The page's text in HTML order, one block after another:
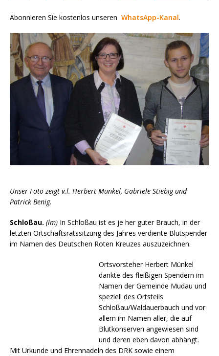
Abonnieren Sie kostenlos unseren WhatsApp-Kanal.
Unser Foto zeigt v.l. Herbert Münkel, Gabriele Stiebig und
Patrick Benig.
Schloßau. (lm) In Schloßau ist es je her guter Brauch, in der
letzten Ortschaftsratssitzung des Jahres verdiente Blutspender
im Namen des Deutschen Roten Kreuzes auszuzeichnen.
Ortsvorsteher Herbert Münkel
dankte des fleißigen Spendern im
Namen der Gemeinde Mudau und
speziell des Ortsteils
Schloßau/Waldauerbauch und vor
allem im Namen aller, die auf
Blutkonserven angewiesen sind
und deren eben davon abhängt.
Mit Urkunde und Ehrennadeln des DRK sowie einem